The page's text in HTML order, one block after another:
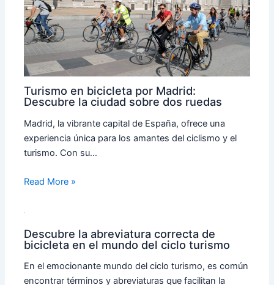
Turismo en bicicleta por Madrid:
Descubre la ciudad sobre dos ruedas
Madrid, la vibrante capital de España, ofrece una
experiencia única para los amantes del ciclismo y el
turismo. Con su…
Read More »
Descubre la abreviatura correcta de
bicicleta en el mundo del ciclo turismo
En el emocionante mundo del ciclo turismo, es común
encontrar términos y abreviaturas que facilitan la